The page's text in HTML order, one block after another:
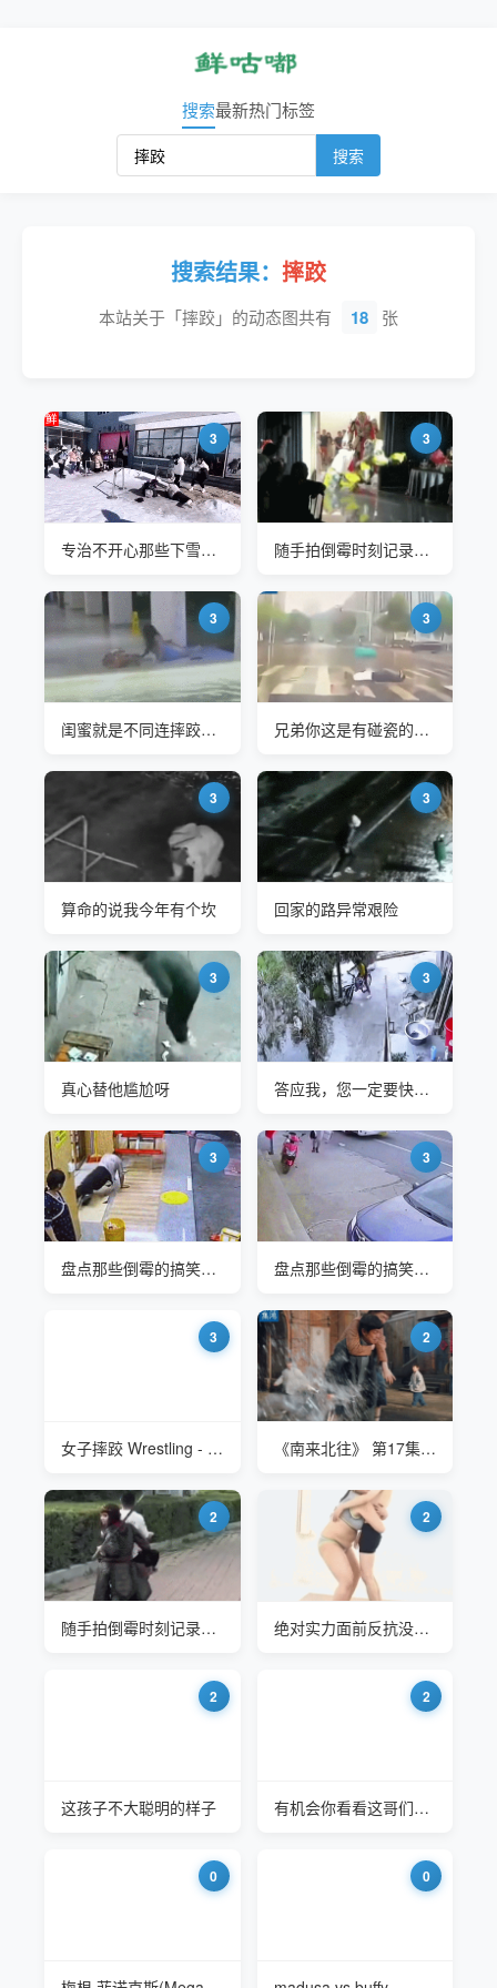
搜索最新热门标签
搜索
搜索结果： 摔跤
本站关于「摔跤」的动态图共有 18 张
3
专治不开心那些下雪天的倒霉瞬间
3
随手拍倒霉时刻记录，看看坚持到第几个不笑
3
闺蜜就是不同连摔跤姿势也是一样的
3
兄弟你这是有碰瓷的嫌疑哦
3
算命的说我今年有个坎
3
回家的路异常艰险
3
真心替他尴尬呀
3
答应我，您一定要快快乐乐的
3
盘点那些倒霉的搞笑瞬间
3
盘点那些倒霉的搞笑瞬间
3
女子摔跤 Wrestling - Artemis Vs Nadine
2
《南来北往》 第17集 牛大力背骑车摔跤的姚玉玲回院里
2
随手拍倒霉时刻记录，看看坚持到第几个不笑
2
绝对实力面前反抗没有意义
2
这孩子不大聪明的样子
2
有机会你看看这哥们全集你会改变你的评论
0 0